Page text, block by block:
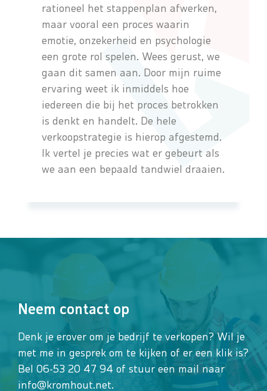
rationeel het stappenplan afwerken,
maar vooral een proces waarin
emotie, onzekerheid en psychologie
een grote rol spelen. Wees gerust, we
gaan dit samen aan. Door mijn ruime
ervaring weet ik inmiddels hoe
iedereen die bij het proces betrokken
is denkt en handelt. De hele
verkoopstrategie is hierop afgestemd.
Ik vertel je precies wat er gebeurt als
we aan een bepaald tandwiel draaien.
Neem contact op
Denk je erover om je bedrijf te verkopen? Wil je
met me in gesprek om te kijken of er een klik is?
Bel 06-53 20 47 94 of stuur een mail naar
info@kromhout.net.